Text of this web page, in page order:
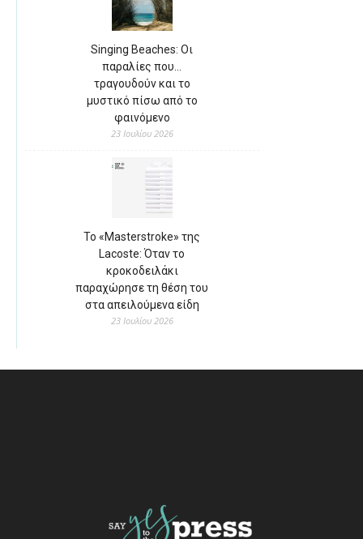
Singing Beaches: Οι
παραλίες που…
τραγουδούν και το
μυστικό πίσω από το
φαινόμενο
23 Ιουλίου 2026
Το «Masterstroke» της
Lacoste: Όταν το
κροκοδειλάκι
παραχώρησε τη θέση του
στα απειλούμενα είδη
23 Ιουλίου 2026